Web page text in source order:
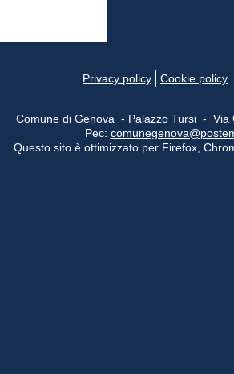
Privacy policy Cookie policy
Comune di Genova - Palazzo Tursi -
Pec:
Questo sito è ottimizzato per Firefox,